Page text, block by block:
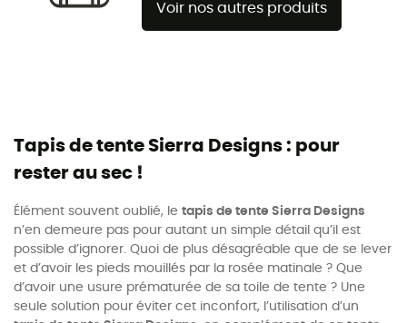
Voir nos autres produits
Tapis de tente Sierra Designs : pour
rester au sec !
Élément souvent oublié, le tapis de tente Sierra Designs
n’en demeure pas pour autant un simple détail qu’il est
possible d’ignorer. Quoi de plus désagréable que de se lever
et d’avoir les pieds mouillés par la rosée matinale ? Que
d’avoir une usure prématurée de sa toile de tente ? Une
seule solution pour éviter cet inconfort, l’utilisation d’un